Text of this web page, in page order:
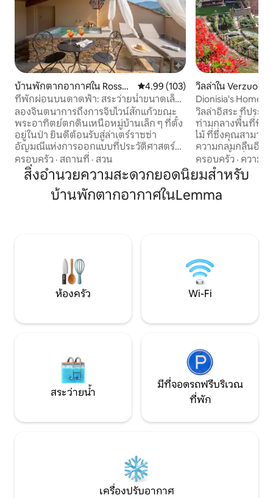
บ้านพักตากอากาศใน Rossan
a
คะแนนเฉลี่ย 4.99 จาก 5, 103 รีวิว
4.99 (103)
ที่พักผ่อนบนดาดฟ้า: สระว่ายน้ำขนาดเล็ก
ส่วนตัวพร้อมระบบปรับอากาศ
ลองจินตนาการถึงการจิบไวน์สักแก้วขณะ
พระอาทิตย์ตกดินเหนือหมู่บ้านเล็ก ๆ ที่ตั้ง
อยู่ในป่า ยินดีต้อนรับสู่ล่าเตร์ราซซ่า
อัญมณีแห่งการออกแบบที่ประวัติศาสตร์มา
บรรจบกับความสะดวกสบายระดับสุดยอด
ไฮไลท์ที่แท้จริงคืออะไร? สระว่ายน้ำขนาด
เล็กบนดาดฟ้าส่วนตัวของคุณ มุมลับของ
สวรรค์สำหรับสองคน ที่ที่คุณจะเพลิดเพลิน
ครอบครัว · สถานที่ · สวน
วิลล่าใน Verzuolo
Dionisia's Home
ฟรีสปา
วิลล่าอิสระ ที่ประ
ท่ามกลางพื้นที่ที่เต็
ไม้ ที่ซึ่งคุณสามา
ความกลมกลืนอีกค
กว่าบนพื้นที่สูงขอ
ของยูเนสโก สระ
25 เมตร x 4 เมต
ประสาทสัมผัสพร้อ
บริการ
ครอบครัว · ความคุ้
สิ่งอำนวยความสะดวกยอดนิยมสำหรับ
บ้านพักตากอากาศในLemma
ห้องครัว Wi-Fi
สระว่ายน้ำ
มีที่จอดรถฟรีบริเวณ
ที่พัก
เครื่องปรับอากาศ